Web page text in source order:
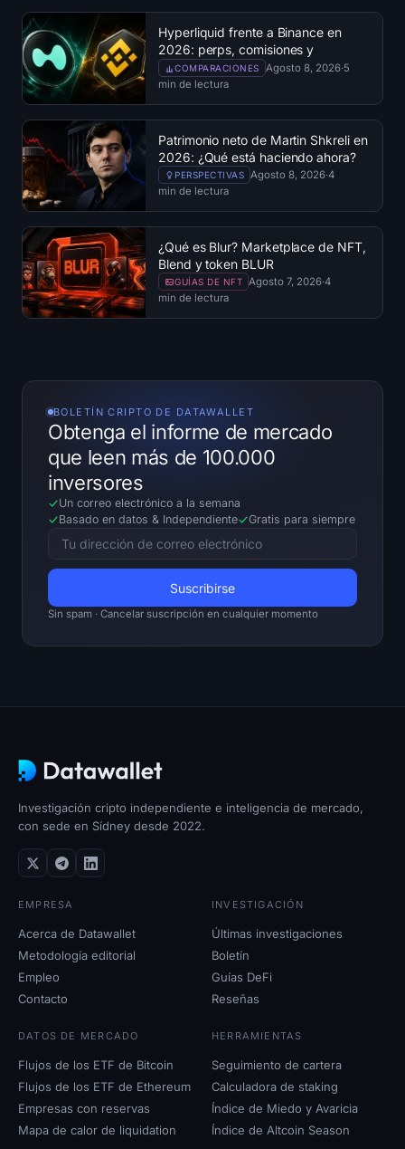
Hyperliquid frente a Binance en
2026: perps, comisiones y
seguridad
COMPARACIONES Agosto 8, 2026·5
min de lectura
Patrimonio neto de Martin Shkreli en
2026: ¿Qué está haciendo ahora?
PERSPECTIVAS Agosto 8, 2026·4
min de lectura
¿Qué es Blur? Marketplace de NFT,
Blend y token BLUR
GUÍAS DE NFT Agosto 7, 2026·4
min de lectura
BOLETÍN CRIPTO DE DATAWALLET
Obtenga el informe de mercado
que leen más de 100.000
inversores
Un correo electrónico a la semana
Basado en datos & Independiente Gratis para siempre
Sin spam · Cancelar suscripción en cualquier momento
Investigación cripto independiente e inteligencia de mercado,
con sede en Sídney desde 2022.
EMPRESA
Acerca de Datawallet
Metodología editorial
Empleo
Contacto
INVESTIGACIÓN
Últimas investigaciones
Boletín
Guías DeFi
Reseñas
DATOS DE MERCADO
Flujos de los ETF de Bitcoin
Flujos de los ETF de Ethereum
Empresas con reservas
Mapa de calor de liquidation
HERRAMIENTAS
Seguimiento de cartera
Calculadora de staking
Índice de Miedo y Avaricia
Índice de Altcoin Season